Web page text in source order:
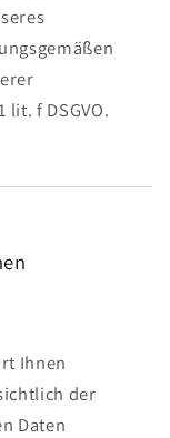
lit. f DSGVO.
Ihnen
der
Daten